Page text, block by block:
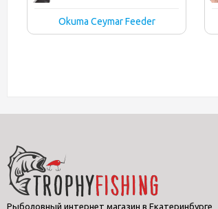
Okuma Ceymar Feeder
Рыболовный интернет магазин в Екатеринбурге